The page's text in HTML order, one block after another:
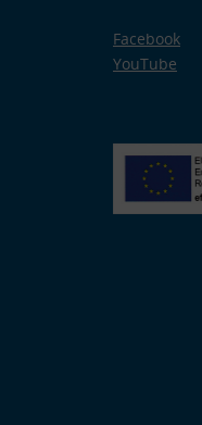
Facebook
YouTube